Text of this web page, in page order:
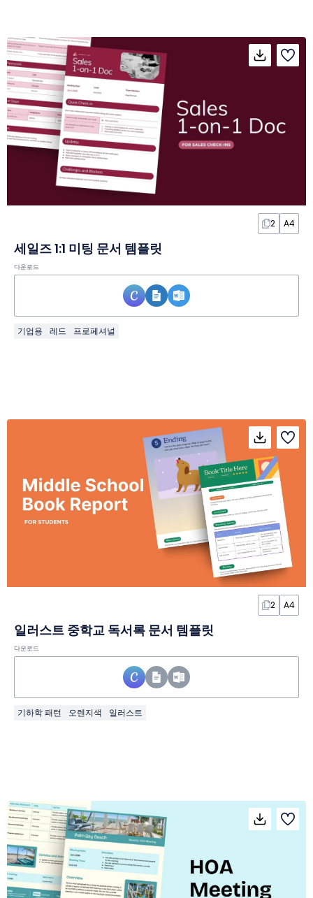
2 A4
세일즈 1:1 미팅 문서 템플릿
다운로드
기업용 레드 프로페셔널
2 A4
일러스트 중학교 독서록 문서 템플릿
다운로드
기하학 패턴 오렌지색 일러스트